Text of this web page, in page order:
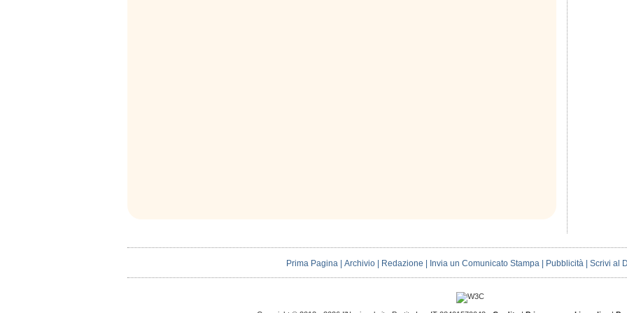
Prima Pagina| Archivio| Redazione Invia un Comunicato Stampa| Pubblicità| Scrivi al